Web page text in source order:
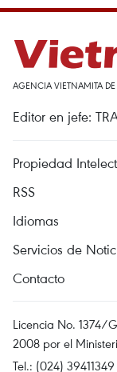
AGENCIA VIETNAMITA
Editor en jefe:
Propiedad
RSS
Idiomas
Servicios de
Contacto
Licencia No. 1374/
2008 por el
Tel.: (024)